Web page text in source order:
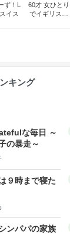
ず！L
イス
60才 女ひとり
でイギリスに
キング
な毎日 ～
の暴走～
９時まで寝た
ンパパの家族